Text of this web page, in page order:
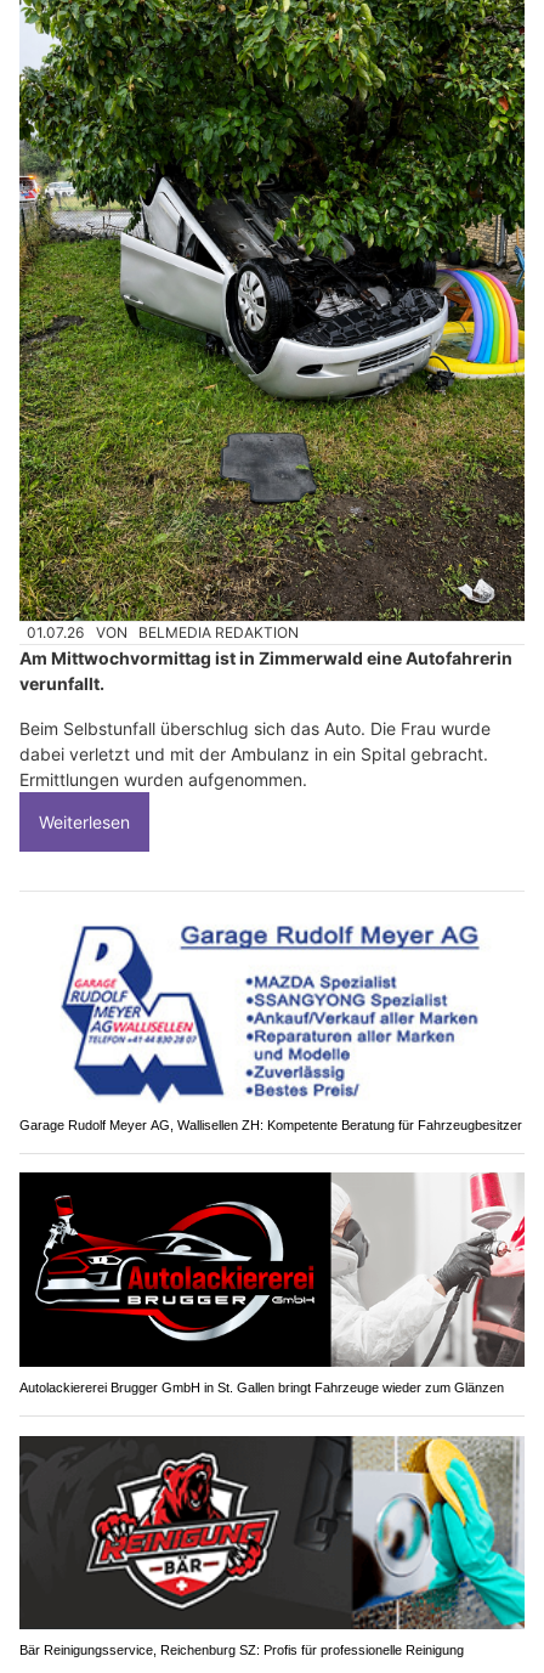
01.07.26 VON BELMEDIA REDAKTION
Am Mittwochvormittag ist in Zimmerwald eine Autofahrerin
verunfallt.
Beim Selbstunfall überschlug sich das Auto. Die Frau wurde
dabei verletzt und mit der Ambulanz in ein Spital gebracht.
Ermittlungen wurden aufgenommen.
Weiterlesen
Garage Rudolf Meyer AG, Wallisellen ZH: Kompetente Beratung für Fahrzeugbesitzer
Autolackiererei Brugger GmbH in St. Gallen bringt Fahrzeuge wieder zum Glänzen
Bär Reinigungsservice, Reichenburg SZ: Profis für professionelle Reinigung